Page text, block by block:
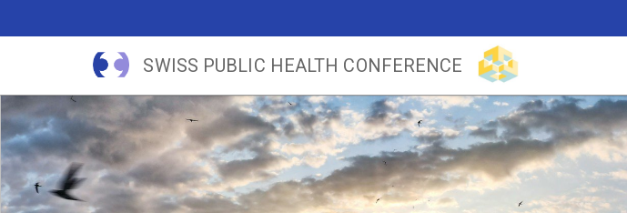
SWISS PUBLIC HEALTH CONFERENCE